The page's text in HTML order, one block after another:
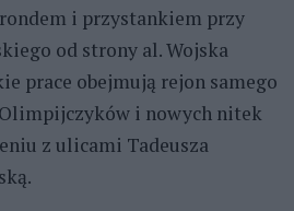
i przystankiem przy
od strony al. Wojska
prace obejmują rejon samego
i nowych nitek
z ulicami Tadeusza